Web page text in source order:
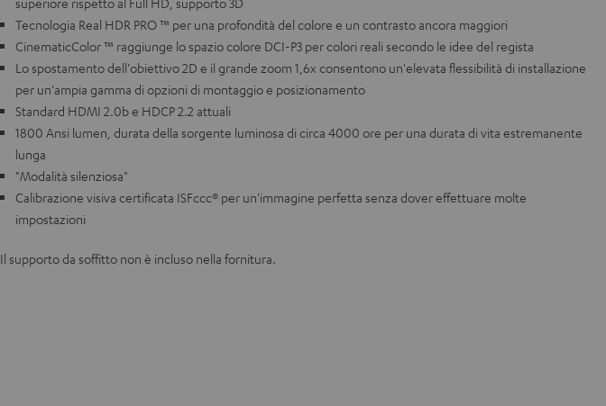
Tecnologia Real HDR PRO ™ per una profondità del colore e un contrasto ancora maggiori
CinematicColor ™ raggiunge lo spazio colore DCI-P3 per colori reali secondo le idee del regista
Lo spostamento dell'obiettivo 2D e il grande zoom 1,6x consentono un'elevata flessibilità di installazione
per un'ampia gamma di opzioni di montaggio e posizionamento
Standard HDMI 2.0b e HDCP 2.2 attuali
1800 Ansi lumen, durata della sorgente luminosa di circa 4000 ore per una durata di vita estremanente
lunga
"Modalità silenziosa"
Calibrazione visiva certificata ISFccc® per un'immagine perfetta senza dover effettuare molte
impostazioni
Il supporto da soffitto non è incluso nella fornitura.